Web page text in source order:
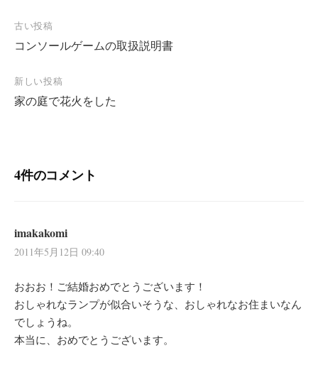
投
稿
ナ
ビ
ゲ
ョ
古い投稿
コンソールゲームの取扱説明書
新しい投稿
家の庭で花火をした
4件のコメント
imakakomi
2011年5月12日 09:40
おおお！ご結婚おめでとうございます！
おしゃれなランプが似合いそうな、おしゃれなお住まいなん
でしょうね。
本当に、おめでとうございます。